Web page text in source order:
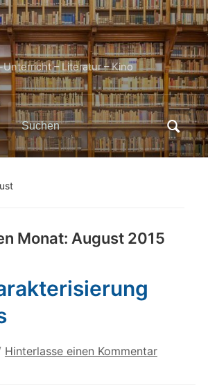
– Literatur – Kino
Search
for:
Monat: August 2015
Hinterlasse einen Kommentar